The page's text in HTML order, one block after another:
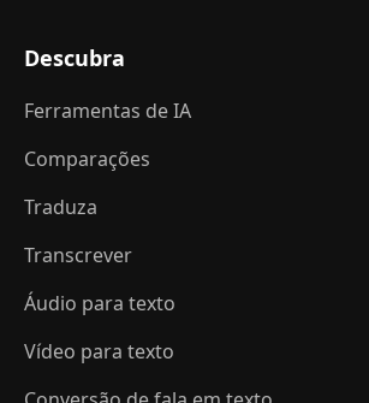
Descubra
Ferramentas de IA
Comparações
Traduza
Transcrever
Áudio para texto
Vídeo para texto